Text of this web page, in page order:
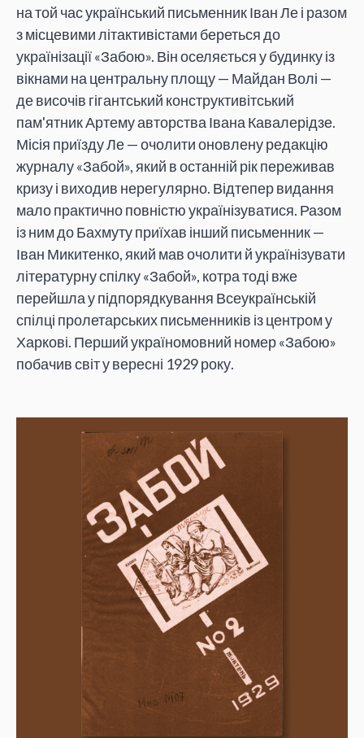
на той час український письменник Іван Ле і разом
з місцевими літактивістами береться до
українізації «Забою». Він оселяється у будинку із
вікнами на центральну площу — Майдан Волі —
де височів гігантський конструктивітський
пам'ятник Артему авторства Івана Кавалерідзе.
Місія приїзду Ле — очолити оновлену редакцію
журналу «Забой», який в останній рік переживав
кризу і виходив нерегулярно. Відтепер видання
мало практично повністю українізуватися. Разом
із ним до Бахмуту приїхав інший письменник —
Іван Микитенко, який мав очолити й українізувати
літературну спілку «Забой», котра тоді вже
перейшла у підпорядкування Всеукраїнській
спілці пролетарських письменників із центром у
Харкові. Перший україномовний номер «Забою»
побачив світ у вересні 1929 року.